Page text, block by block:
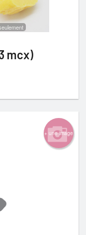
mcx)
+ une image